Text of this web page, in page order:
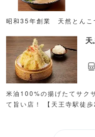
昭和35年創業 天然とんこ
天
米油100%の揚げたてサク
て旨い店！ 【天王寺駅徒歩